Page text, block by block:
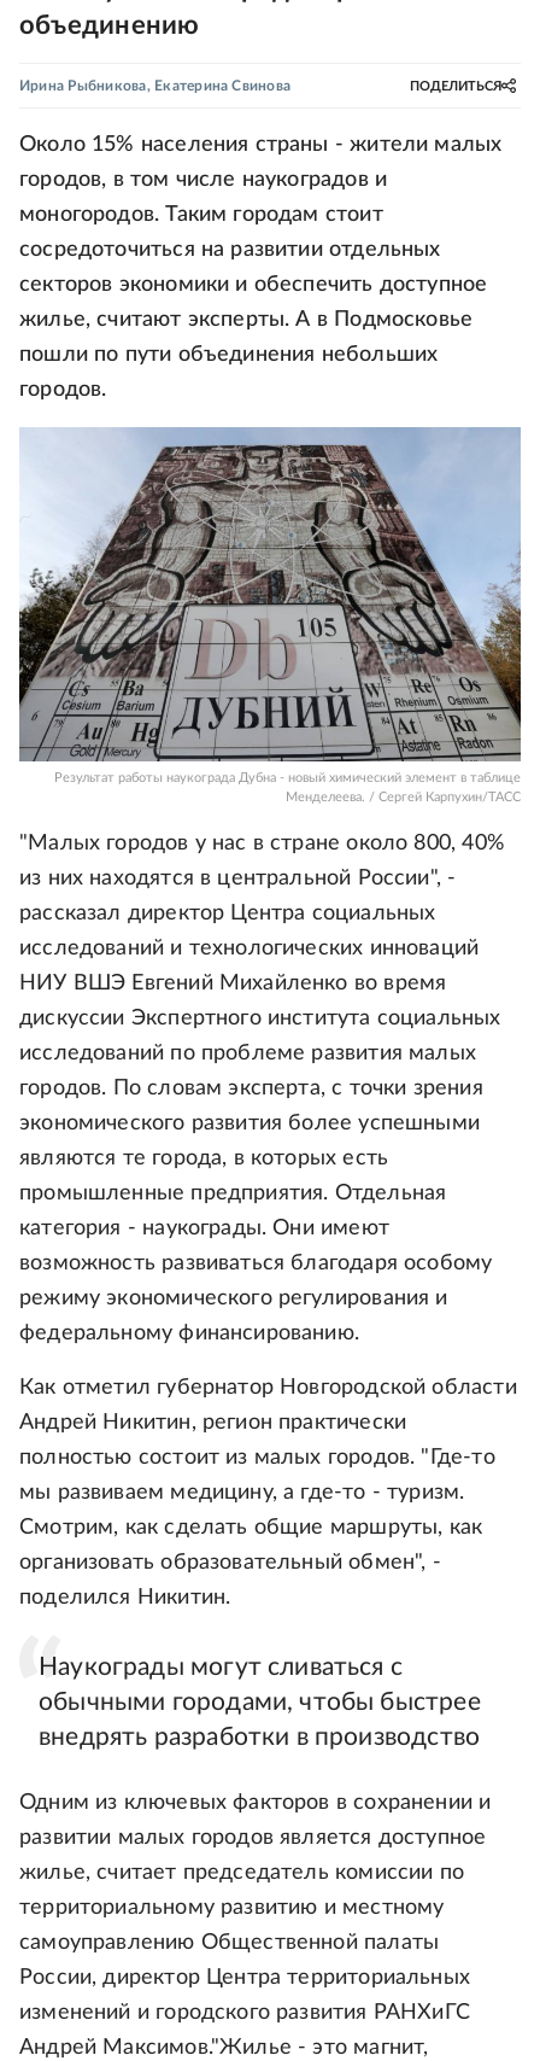
объединению
Ирина Рыбникова, Екатерина Свинова ПОДЕЛИТЬСЯ
Около 15% населения страны - жители малых
городов, в том числе наукоградов и
моногородов. Таким городам стоит
сосредоточиться на развитии отдельных
секторов экономики и обеспечить доступное
жилье, считают эксперты. А в Подмосковье
пошли по пути объединения небольших
городов.
Результат работы наукограда Дубна - новый химический элемент в таблице
Менделеева. / Сергей Карпухин/ТАСС
"Малых городов у нас в стране около 800, 40%
из них находятся в центральной России", -
рассказал директор Центра социальных
исследований и технологических инноваций
НИУ ВШЭ Евгений Михайленко во время
дискуссии Экспертного института социальных
исследований по проблеме развития малых
городов. По словам эксперта, с точки зрения
экономического развития более успешными
являются те города, в которых есть
промышленные предприятия. Отдельная
категория - наукограды. Они имеют
возможность развиваться благодаря особому
режиму экономического регулирования и
федеральному финансированию.
Как отметил губернатор Новгородской области
Андрей Никитин, регион практически
полностью состоит из малых городов. "Где-то
мы развиваем медицину, а где-то - туризм.
Смотрим, как сделать общие маршруты, как
организовать образовательный обмен", -
поделился Никитин.
Наукограды могут сливаться с
обычными городами, чтобы быстрее
внедрять разработки в производство
Одним из ключевых факторов в сохранении и
развитии малых городов является доступное
жилье, считает председатель комиссии по
территориальному развитию и местному
самоуправлению Общественной палаты
России, директор Центра территориальных
изменений и городского развития РАНХиГС
Андрей Максимов."Жилье - это магнит,